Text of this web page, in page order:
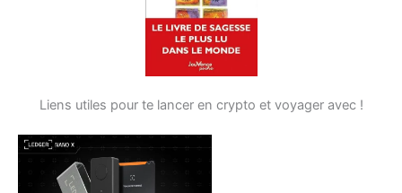
Liens utiles pour te lancer en crypto et voyager avec !